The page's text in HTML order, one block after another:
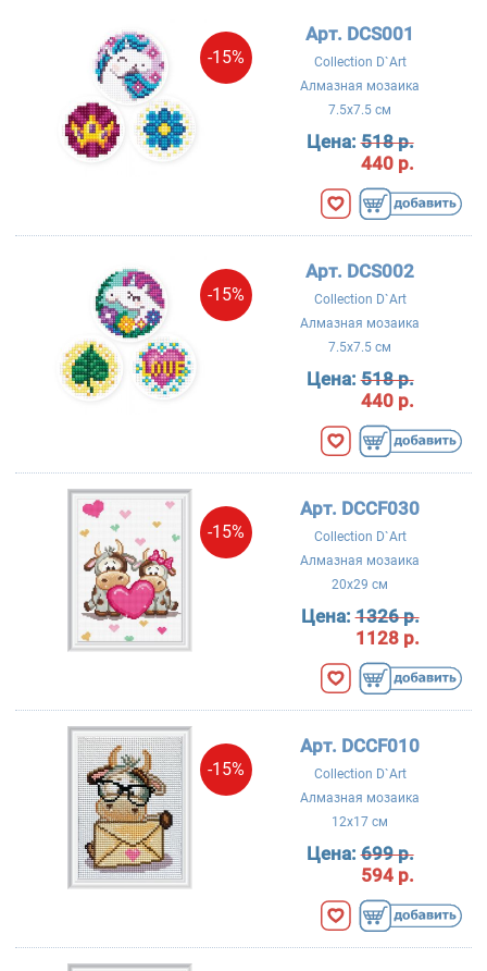
-15%
Арт. DCS001
Collection D`Art
Алмазная мозаика
7.5x7.5 см
Цена:518 р.
440 р.
-15%
Арт. DCS002
Collection D`Art
Алмазная мозаика
7.5x7.5 см
Цена:518 р.
440 р.
-15%
Арт. DCCF030
Collection D`Art
Алмазная мозаика
20x29 см
Цена:1326 р.
1128 р.
-15%
Арт. DCCF010
Collection D`Art
Алмазная мозаика
12x17 см
Цена:699 р.
594 р.